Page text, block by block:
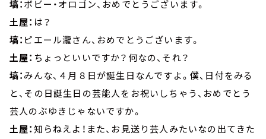
塙：ボビー・オロゴン、おめでとうございます。
土屋： は？
塙： ピエール瀧さん、おめでとうございます。
土屋： ちょっといいですか？何なの、それ？
塙：みんな、４月８日が誕生日なんですよ。僕、日付をみる
と、その日誕生日の芸能人をお祝いしちゃう、おめでとう
芸人のぶゆきじゃないですか。
土屋：知らねえよ！また、お見送り芸人みたいなの出てきた